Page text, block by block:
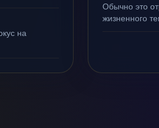
на
Обычно это
жизненного